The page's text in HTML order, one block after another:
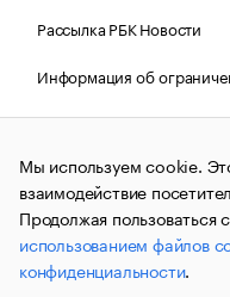
Рассылка РБК Новости
Информация об
Правовая информация
© АО
и материалы
(зарегистрировано
связи, информационных
коммуникаций
№ФС77-63848)
публикации могут
Мы используем cookie.
взаимодействие
Продолжая пользоваться
использованием файлов
конфиденциальности.